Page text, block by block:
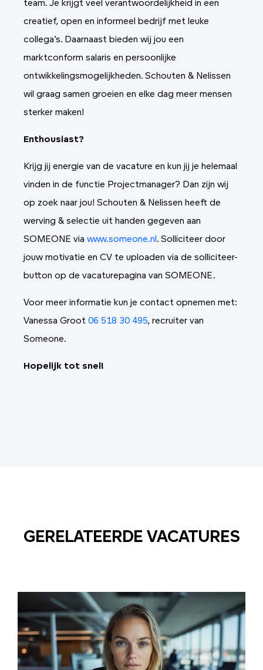
team. Je krijgt veel verantwoordelijkheid in een
creatief, open en informeel bedrijf met leuke
collega’s. Daarnaast bieden wij jou een
marktconform salaris en persoonlijke
ontwikkelingsmogelijkheden. Schouten & Nelissen
wil graag samen groeien en elke dag meer mensen
sterker maken!
Enthousiast?
Krijg jij energie van de vacature en kun jij je helemaal
vinden in de functie Projectmanager? Dan zijn wij
op zoek naar jou! Schouten & Nelissen heeft de
werving & selectie uit handen gegeven aan
SOMEONE via www.someone.nl. Solliciteer door
jouw motivatie en CV te uploaden via de solliciteer-
button op de vacaturepagina van SOMEONE.
Voor meer informatie kun je contact opnemen met:
Vanessa Groot 06 518 30 495, recruiter van
Someone.
Hopelijk tot snel!
GERELATEERDE VACATURES